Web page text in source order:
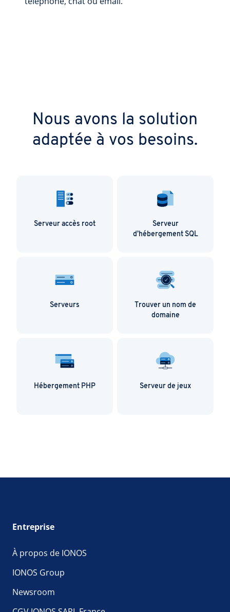
Nous avons la solution
adaptée à vos besoins.
Serveur accès root
Serveur
d’hébergement SQL
Serveurs
Trouver un nom de
domaine
Hébergement PHP Serveur de jeux
Entreprise
À propos de IONOS
IONOS Group
Newsroom